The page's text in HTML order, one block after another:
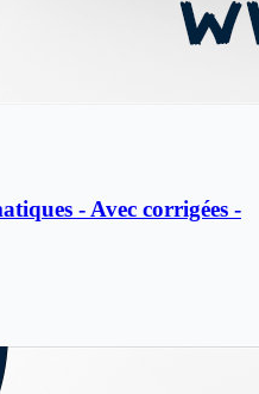
- Avec corrigées -